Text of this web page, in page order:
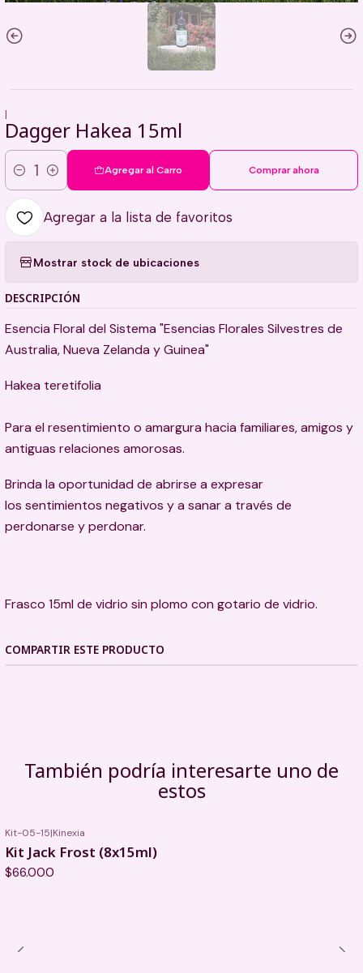
|
Dagger Hakea 15ml
Cantidad
Agregar al Carro Comprar ahora
Agregar a la lista de favoritos
Mostrar stock de ubicaciones
DESCRIPCIÓN
Esencia Floral del Sistema "Esencias Florales Silvestres de
Australia, Nueva Zelanda y Guinea"
Hakea teretifolia
Para el resentimiento o amargura hacia familiares, amigos y
antiguas relaciones amorosas.
Brinda la oportunidad de abrirse a expresar
los sentimientos negativos y a sanar a través de
perdonarse y perdonar.
Frasco 15ml de vidrio sin plomo con gotario de vidrio.
COMPARTIR ESTE PRODUCTO
También podría interesarte uno de
estos
Kit-05-15|Kinexia
Kit Jack Frost (8x15ml)
$66.000